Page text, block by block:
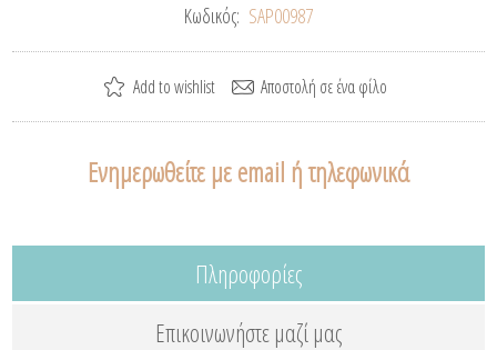
Κωδικός: SAP00987
Ενημερωθείτε με email ή τηλεφωνικά
Πληροφορίες
Επικοινωνήστε μαζί μας